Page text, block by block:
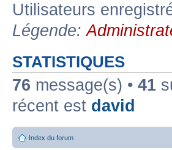
Utilisateurs
Légende:
STATISTIQUES
76 message(s) • 41
récent est david
Index du forum